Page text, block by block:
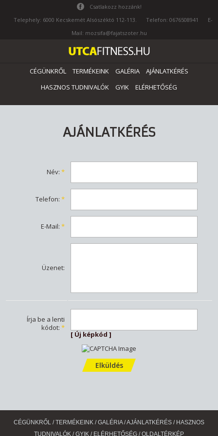
Csatlakozz hozzánk!
Telephely: 6000 Kecskemét Alsószéktó 112-113.
Telefon: 0676508941
E-
Mail: mozsifa@fajatszoter.hu
CÉGÜNKRŐL TERMÉKEINK GALÉRIA
AJÁNLATKÉRÉS
HASZNOS TUDNIVALÓK
GYIK ELÉRHETŐSÉG
AJÁNLATKÉRÉS
Név: *
Telefon: *
E-Mail: *
Üzenet:
Írja be a lenti
kódot: *
[ Új képkód ]
CÉGÜNKRŐL /TERMÉKEINK /GALÉRIA/AJÁNLATKÉRÉS / HASZNOS
TUDNIVALÓK /GYIK / ELÉRHETŐSÉG /OLDALTÉRKÉP